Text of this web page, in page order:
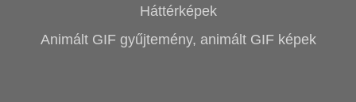
Háttérképek
Animált GIF gyűjtemény, animált GIF képek